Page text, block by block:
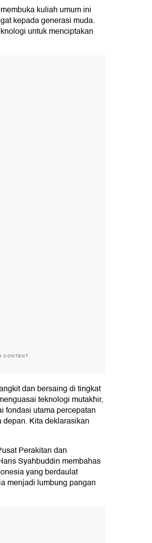
kuliah umum ini
kepada generasi muda.
untuk menciptakan
CONTENT
dan bersaing di tingkat
teknologi mutakhir,
fondasi utama percepatan
Kita deklarasikan
Perakitan dan
Syahbuddin membahas
yang berdaulat
menjadi lumbung pangan